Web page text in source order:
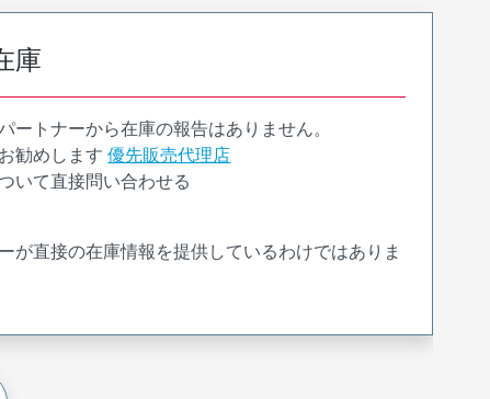
庫
ートナーから在庫の報告はありません。
勧めします 優先販売代理店
いて直接問い合わせる
が直接の在庫情報を提供しているわけではありま